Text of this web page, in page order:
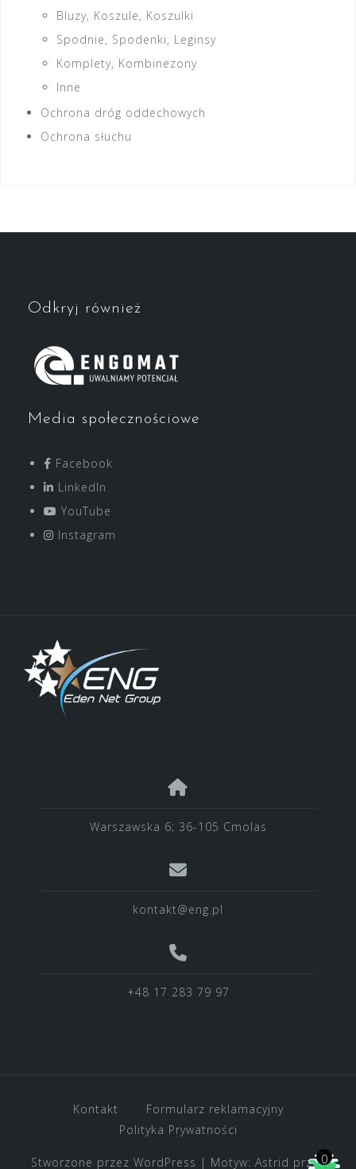
Bluzy, Koszule, Koszulki
Spodnie, Spodenki, Leginsy
Komplety, Kombinezony
Inne
Ochrona dróg oddechowych
Ochrona słuchu
Odkryj również
Media społecznościowe
Facebook
LinkedIn
YouTube
Instagram
Warszawska 6; 36-105 Cmolas
kontakt@eng.pl
+48 17 283 79 97
Kontakt
Formularz reklamacyjny
Polityka Prywatności
Stworzone przez WordPress | Motyw: Astrid przez0